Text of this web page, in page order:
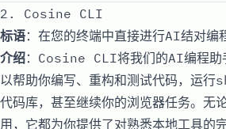
2. Cosine CLI
标语：在您的终端中直接进行AI结对编
介绍：Cosine CLI将我们的AI编程助
以帮助你编写、重构和测试代码，运
代码库，甚至继续你的浏览器任务。无
用，它都为你提供了对熟悉本地工具的